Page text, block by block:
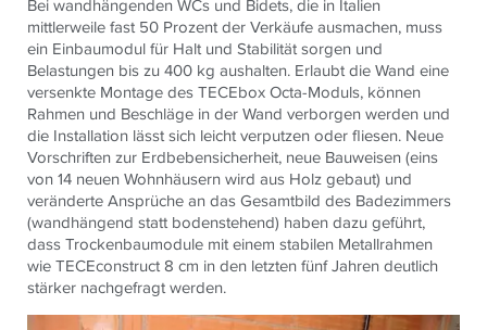
mittlerweile fast 50 Prozent der Verkäufe ausmachen, muss
ein Einbaumodul für Halt und Stabilität sorgen und
Belastungen bis zu 400 kg aushalten. Erlaubt die Wand eine
versenkte Montage des TECEbox Octa-Moduls, können
Rahmen und Beschläge in der Wand verborgen werden und
die Installation lässt sich leicht verputzen oder fliesen. Neue
Vorschriften zur Erdbebensicherheit, neue Bauweisen (eins
von 14 neuen Wohnhäusern wird aus Holz gebaut) und
veränderte Ansprüche an das Gesamtbild des Badezimmers
(wandhängend statt bodenstehend) haben dazu geführt,
dass Trockenbaumodule mit einem stabilen Metallrahmen
wie TECEconstruct 8 cm in den letzten fünf Jahren deutlich
stärker nachgefragt werden.